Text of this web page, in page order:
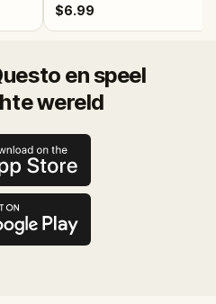
$6.99
en speel
wereld